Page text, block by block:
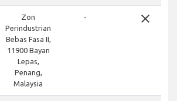
Zon
Perindustrian
Bebas Fasa II,
11900 Bayan
Lepas,
Penang,
Malaysia
- close